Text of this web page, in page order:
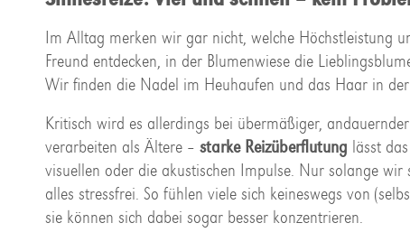
Im Alltag merken wir gar nicht, welche Höchstleistung
Freund entdecken, in der Blumenwiese die
Wir finden die Nadel im Heuhaufen und das Haar in
Kritisch wird es allerdings bei übermäßiger,
verarbeiten als Ältere – starke Reizüberflutung lässt das
visuellen oder die akustischen Impulse. Nur solange
alles stressfrei. So fühlen viele sich keineswegs von
sie können sich dabei sogar besser konzentrieren.